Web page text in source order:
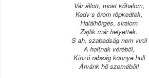
Vár állott, most kőhalom,
Kedv s öröm röpkedtek,
Halálhörgés, siralom
Zajlik már helyettek.
S ah, szabadság nem virúl
A holtnak véréből,
Kínzó rabság könnye hull
Árvánk hő szeméből!